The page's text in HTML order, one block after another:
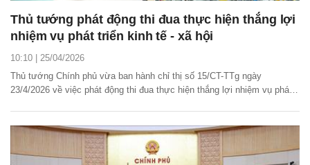
Thủ tướng phát động thi đua thực hiện thắng lợi
nhiệm vụ phát triển kinh tế - xã hội
10:10 | 25/04/2026
Thủ tướng Chính phủ vừa ban hành chỉ thị số 15/CT-TTg ngày
23/4/2026 về việc phát động thi đua thực hiện thắng lợi nhiệm vụ phát